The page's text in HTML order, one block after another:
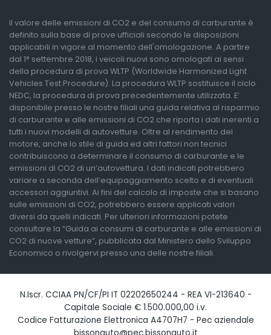
Il valore delle emissioni di CO2 e del consumo di carburante è
definito sulla base di prove ufficiali secondo le disposizioni
applicabili in vigore al momento dell'omologazione. A partire
dal 1° settembre 2018, i veicoli nuovi sono omologati ai sensi
della procedura di prova WLTP (Worldwide Harmonized Light
Vehicles Test Procedure). La procedura WLTP sostituisce il ciclo
NEDC, la procedura di prova precedentemente utilizzata. E’
disponibile presso le nostre filiali una guida relativa al risparmio
di carburante e alle emissioni di CO2 che riporta i dati inerenti a
tutti i nuovi modelli di autovetture. Oltre al rendimento del
motore, anche lo stile di guida ed altri fattori non tecnici
contribuiscono a determinare il consumo di carburante e le
emissioni di CO2 di un’autovettura. I dati indicati potrebbero
variare a seconda dell’equipaggiamento scelto e di eventuali
accessori aggiuntivi. Ai fini del calcolo di imposte che si basano
sulle emissioni di CO2, potrebbero essere applicati valori
diversi da quelli indicati. Per ulteriori informazioni potete
consultare la “Guida ai consumi di carburante e alle emissioni di
CO2 di nuove vetture”, pubblicata dal Ministero dello Sviluppo
Economico o rivolgervi presso una delle nostre filiali.
N.Iscr. CCIAA PN/CF/PI IT 02202650244 - REA VI-213640 -
Capitale Sociale € 1.500.000,00 i.v.
Codice Fatturazione Elettronica A4707H7 - Pec aziendale
bissonauto@pec.bissonauto.it